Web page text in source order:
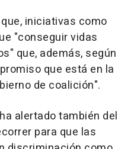
iniciativas como
"conseguir vidas
que, además, según
que está en la
de coalición".
alertado también del
para que las